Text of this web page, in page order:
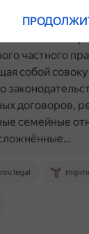
семейное
частного
собой
договоров,
семейные